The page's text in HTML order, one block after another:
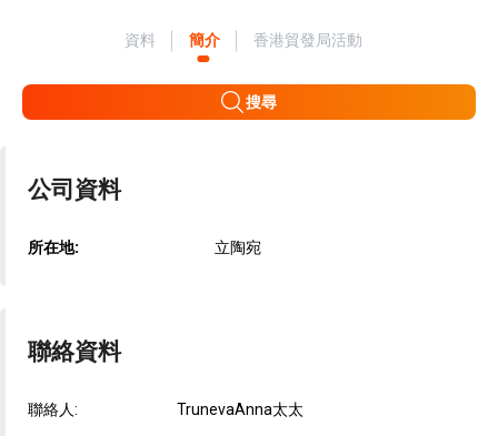
資料 簡介 香港貿發局活動
搜尋
公司資料
所在地: 立陶宛
聯絡資料
聯絡人: TrunevaAnna太太